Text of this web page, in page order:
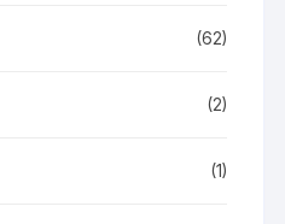
(62)
(2)
(1)